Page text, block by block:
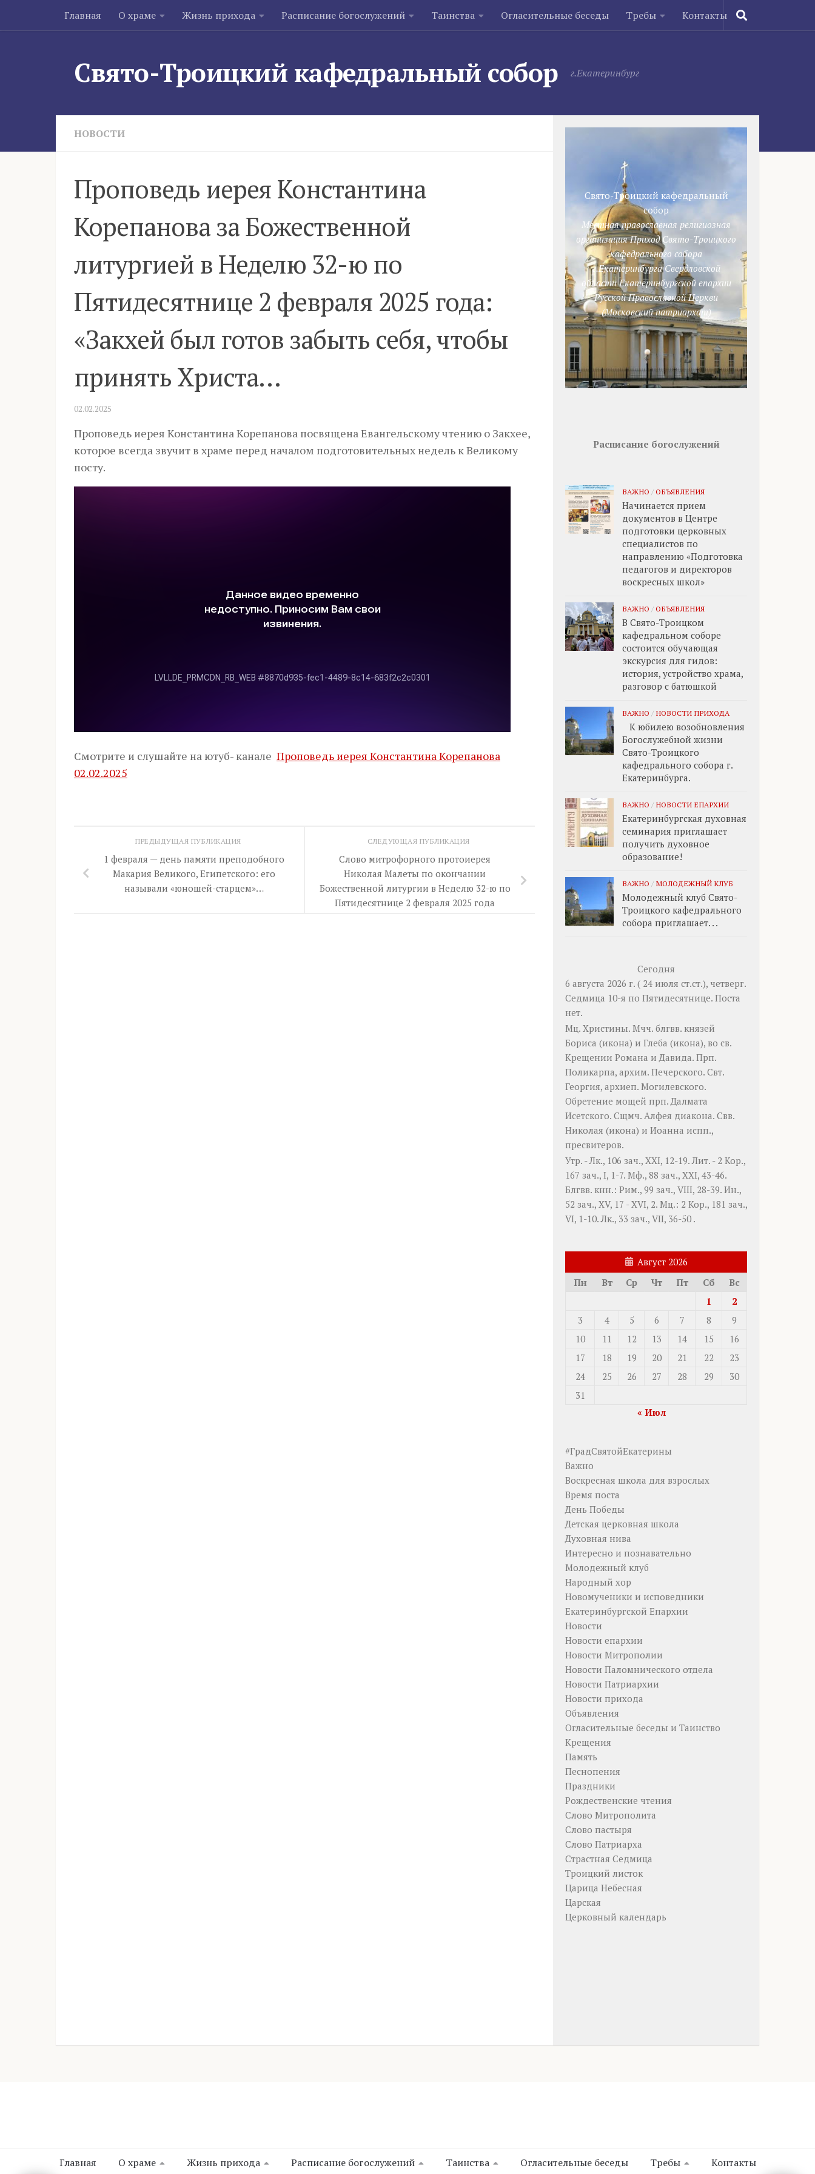
Skip to content
Главная О храме Жизнь прихода Расписание богослужений Таинства Огласительные беседы Требы Контакты
Свято-Троицкий кафедральный собор г.Екатеринбург
НОВОСТИ
Проповедь иерея Константина
Корепанова за Божественной
литургией в Неделю 32-ю по
Пятидесятнице 2 февраля 2025 года:
«Закхей был готов забыть себя, чтобы
принять Христа…
02.02.2025
Проповедь иерея Константина Корепанова посвящена Евангельскому чтению о Закхее,
которое всегда звучит в храме перед началом подготовительных недель к Великому
посту.
Смотрите и слушайте на ютуб- канале Проповедь иерея Константина Корепанова
02.02.2025
СЛЕДУЮЩАЯ ПУБЛИКАЦИЯ
Слово митрофорного протоиерея
Николая Малеты по окончании
Божественной литургии в Неделю 32-ю по
Пятидесятнице 2 февраля 2025 года
ПРЕДЫДУЩАЯ ПУБЛИКАЦИЯ
1 февраля — день памяти преподобного
Макария Великого, Египетского: его
называли «юношей-старцем»…
Свято-Троицкий кафедральный
собор
Местная православная религиозная
организация Приход Свято-Троицкого
кафедрального собора
г.Екатеринбурга Свердловской
области Екатеринбургской епархии
Русской Православной Церкви
(Московский патриархат)
Расписание богослужений
ВАЖНО / ОБЪЯВЛЕНИЯ
Начинается прием
документов в Центре
подготовки церковных
специалистов по
направлению «Подготовка
педагогов и директоров
воскресных школ»
ВАЖНО / ОБЪЯВЛЕНИЯ
В Свято-Троицком
кафедральном соборе
состоится обучающая
экскурсия для гидов:
история, устройство храма,
разговор с батюшкой
ВАЖНО / НОВОСТИ ПРИХОДА
К юбилею возобновления
Богослужебной жизни
Свято-Троицкого
кафедрального собора г.
Екатеринбурга.
ВАЖНО / НОВОСТИ ЕПАРХИИ
Екатеринбургская духовная
семинария приглашает
получить духовное
образование!
ВАЖНО / МОЛОДЕЖНЫЙ КЛУБ
Молодежный клуб Свято-
Троицкого кафедрального
собора приглашает. . .
Сегодня
6 августа 2026 г. ( 24 июля ст.ст.), четверг.
Седмица 10-я по Пятидесятнице. Поста
нет.
Мц. Христины. Мчч. блгвв. князей
Бориса (икона) и Глеба (икона), во св.
Крещении Романа и Давида. Прп.
Поликарпа, архим. Печерского. Свт.
Георгия, архиеп. Могилевского.
Обретение мощей прп.Далмата
Исетского. Сщмч. Алфея диакона. Свв.
Николая (икона) и Иоанна испп.,
пресвитеров.
Утр. -Лк., 106 зач., XXI, 12-19.Лит. - 2 Кор.,
167 зач., I, 1-7. Мф., 88 зач., XXI, 43-46.
Блгвв. кнн.: Рим., 99 зач., VIII, 28-39. Ин.,
52 зач., XV, 17 - XVI, 2. Мц.: 2 Кор., 181 зач.,
VI, 1-10. Лк., 33 зач., VII, 36-50 .
Август 2026
Пн
Вт Ср Чт Пт Сб
Вс
1
2
3
4 5 6 7 8
9
10
11 12 13 14 15
16
17
18 19 20 21 22
23
24
25 26 27 28 29
30
31
« Июл
#ГрадСвятойЕкатерины
Важно
Воскресная школа для взрослых
Время поста
День Победы
Детская церковная школа
Духовная нива
Интересно и познавательно
Молодежный клуб
Народный хор
Новомученики и исповедники
Екатеринбургской Епархии
Новости
Новости епархии
Новости Митрополии
Новости Паломнического отдела
Новости Патриархии
Новости прихода
Объявления
Огласительные беседы и Таинство
Крещения
Память
Песнопения
Праздники
Рождественские чтения
Слово Митрополита
Слово пастыря
Слово Патриарха
Страстная Седмица
Троицкий листок
Царица Небесная
Царская
Церковный календарь
Главная О храме Жизнь прихода Расписание богослужений Таинства Огласительные беседы Требы Контакты